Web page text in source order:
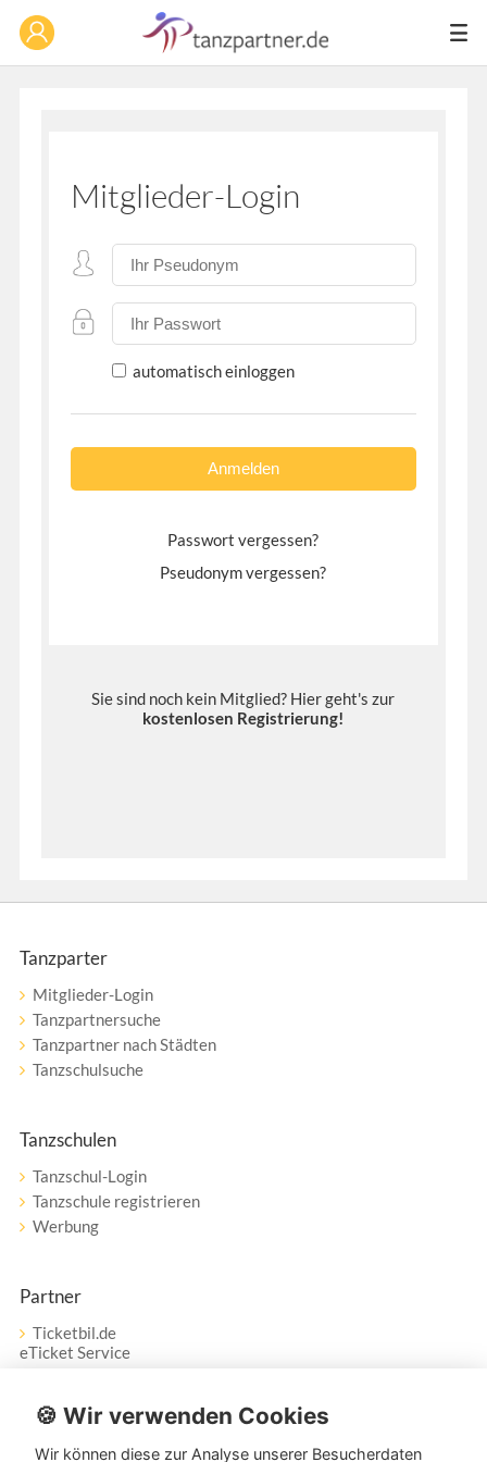
Mitglieder-Login
automatisch einloggen
Passwort vergessen?
Pseudonym vergessen?
Sie sind noch kein Mitglied? Hier geht's zur
kostenlosen Registrierung!
Tanzparter
Mitglieder-Login
Tanzpartnersuche
Tanzpartner nach Städten
Tanzschulsuche
Tanzschulen
Tanzschul-Login
Tanzschule registrieren
Werbung
Partner
Ticketbil.de
eTicket Service
Vertrag widerrufen
🍪 Wir verwenden Cookies
Wir können diese zur Analyse unserer Besucherdaten